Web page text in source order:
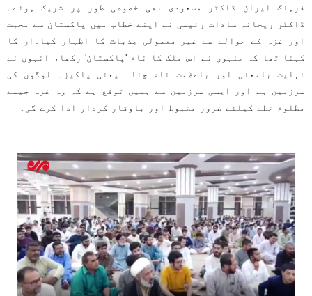
فرہنگ ایران ڈاکٹر مسعودی بھی خصوصی طور پر شریک ہوئے۔
ڈاکٹر ریحانہ سادات رئیسی نے اپنے خطاب میں پاکستان سے محبت
اور غزہ کے حوالے سے غیر معمولی جذبات کا اظہار کیا۔ان کا
کہنا تھا کہ جنہوں نے اس ملک کا نام 'پاکستان' رکھا، انہوں نے
نہایت بامعنی اور باعظمت نام چنا۔ یعنی پاکیزہ لوگوں کی
سرزمین ہے اور ایسی سرزمین سے ہمیں توقع ہے کہ وہ غزہ جیسے
مظلوم خطے کیلئے ضرور مضبوط اور باوقار کردار ادا کرے گی۔